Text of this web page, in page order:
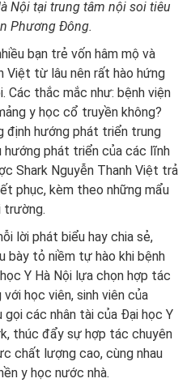
Nội tại trung tâm nội soi tiêu
Phương Đông.
bạn trẻ vốn hâm mộ và
Việt từ lâu nên rất hào hứng
Các thắc mắc như: bệnh viện
y học cổ truyền không?
định hướng phát triển trung
hướng phát triển của các lĩnh
Shark Nguyễn Thanh Việt trả
phục, kèm theo những mẩu
trường.
lời phát biểu hay chia sẻ,
bày tỏ niềm tự hào khi bệnh
Y Hà Nội lựa chọn hợp tác
học viên, sinh viên của
các nhân tài của Đại học Y
thúc đẩy sự hợp tác chuyên
chất lượng cao, cùng nhau
y học nước nhà.